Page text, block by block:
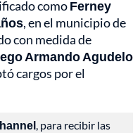
comoFerney
, en el municipio de
con medida de
Armando Agudelo
cargos por el
, para recibir las